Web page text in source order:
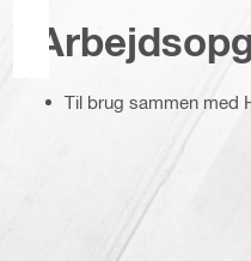
Til brug sammen med